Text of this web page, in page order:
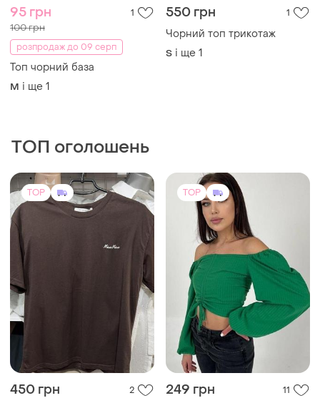
95 грн 1
100 грн
розпродаж до 09 серп
Топ чорний база
M і ще 1
550 грн 1
Чорний топ трикотаж
S і ще 1
ТОП оголошень
TOP
450 грн 2
TOP
249 грн 11